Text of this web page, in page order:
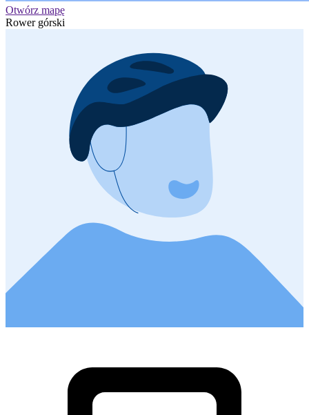
Otwórz mapę
Rower górski